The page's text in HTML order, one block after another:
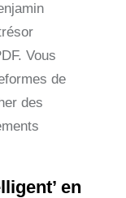
Vous
de
des
en